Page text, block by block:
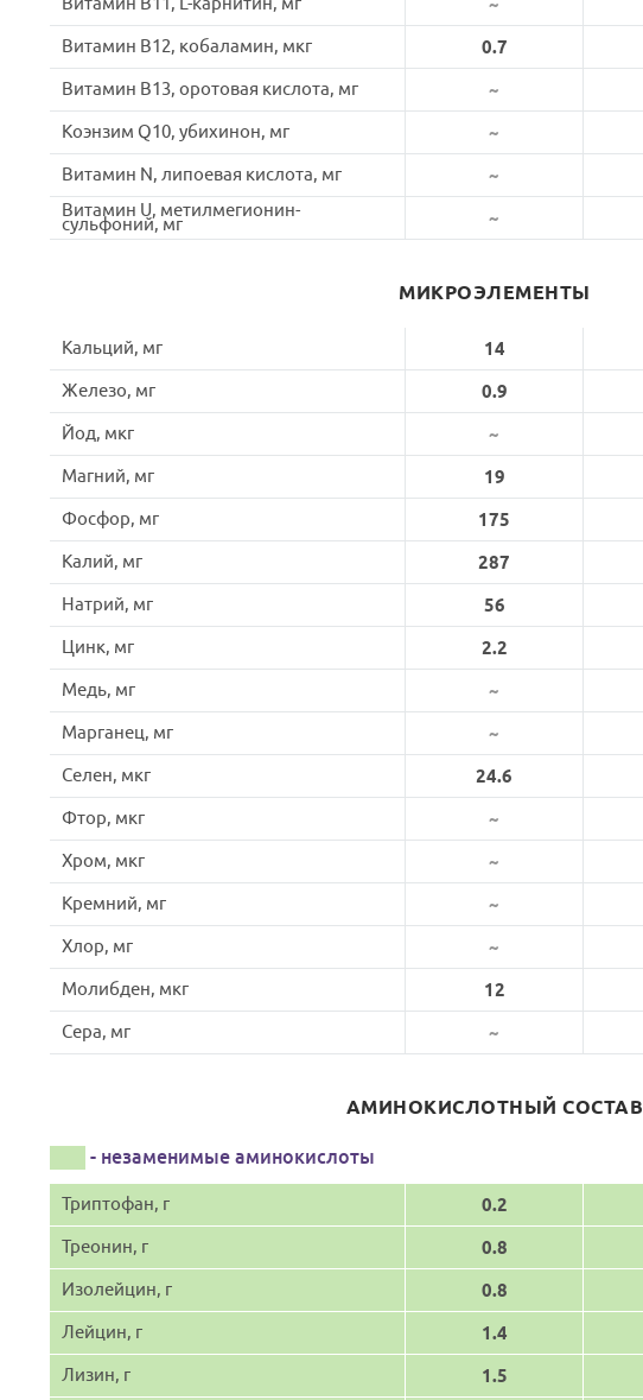
~
Витамин B12, кобаламин, мкг
0.7
Витамин B13, оротовая кислота, мг
~
Коэнзим Q10, убихинон, мг
~
Витамин N, липоевая кислота, мг
~
Витамин U, метилмегионин-
сульфоний, мг ~
МИКРОЭЛЕМЕНТЫ
Кальций, мг 14
Железо, мг
0.9
Йод, мкг
~
Магний, мг
19
Фосфор, мг
175
Калий, мг
287
Натрий, мг
56
Цинк, мг
2.2
Медь, мг
~
Марганец, мг
~
Селен, мкг
24.6
Фтор, мкг
~
Хром, мкг
~
Кремний, мг
~
Хлор, мг
~
Молибден, мкг
12
Сера, мг
~
АМИНОКИСЛОТНЫЙ СОСТАВ
- незаменимые аминокислоты
Триптофан, г 0.2
Треонин, г
0.8
Изолейцин, г
0.8
Лейцин, г
1.4
Лизин, г
1.5